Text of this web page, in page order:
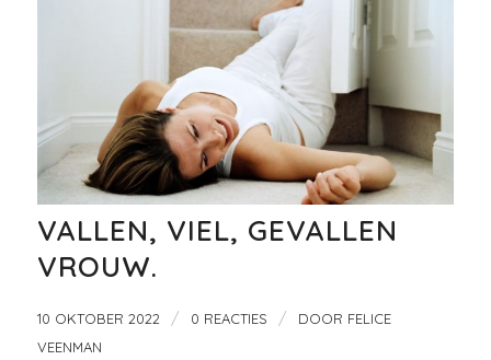
VALLEN, VIEL, GEVALLEN
VROUW.
10 OKTOBER 2022 / 0 REACTIES / DOOR FELICE
VEENMAN